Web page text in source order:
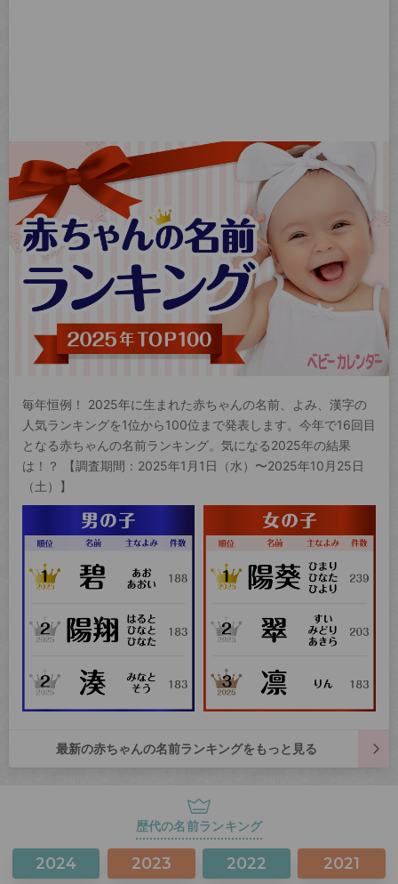
毎年恒例！ 2025年に生まれた赤ちゃんの名前、よみ、漢字の
人気ランキングを1位から100位まで発表します。今年で16回目
となる赤ちゃんの名前ランキング。気になる2025年の結果
は！？ 【調査期間：2025年1月1日（水）〜2025年10月25日
（土）】
最新の赤ちゃんの名前ランキングをもっと見る
歴代の名前ランキング
2024 2023 2022 2021